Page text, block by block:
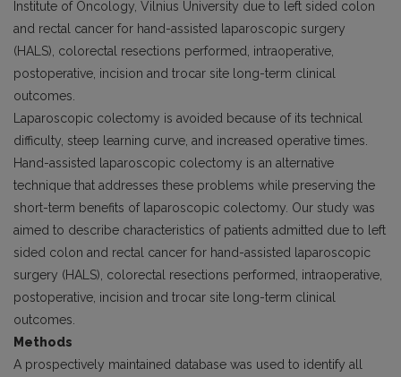
Institute of Oncology, Vilnius University due to left sided colon
and rectal cancer for hand-assisted laparoscopic surgery
(HALS), colorectal resections performed, intraoperative,
postoperative, incision and trocar site long-term clinical
outcomes.
Laparoscopic colectomy is avoided because of its technical
difficulty, steep learning curve, and increased operative times.
Hand-assisted laparoscopic colectomy is an alternative
technique that addresses these problems while preserving the
short-term benefits of laparoscopic colectomy. Our study was
aimed to describe characteristics of patients admitted due to left
sided colon and rectal cancer for hand-assisted laparoscopic
surgery (HALS), colorectal resections performed, intraoperative,
postoperative, incision and trocar site long-term clinical
outcomes.
Methods
A prospectively maintained database was used to identify all